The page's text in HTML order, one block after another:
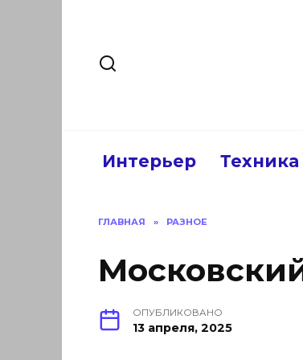
Интерьер Техника
ГЛАВНАЯ » РАЗНОЕ
ОПУБЛИКОВАНО
13 апреля, 2025